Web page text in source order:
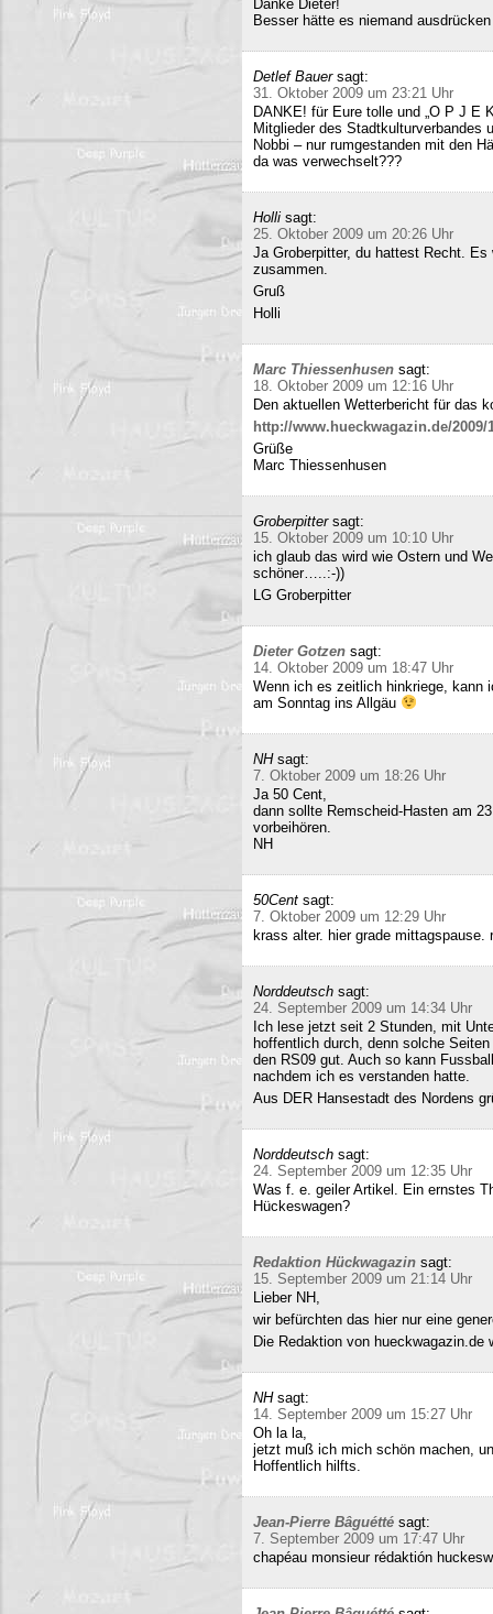
Danke Dieter!
Besser hätte es niemand
Detlef Bauer sagt:
31. Oktober 2009 um 23:21 Uhr
DANKE! für Eure tolle und „O P J E
Mitglieder des Stadtkulturverbandes
Nobbi – nur rumgestanden mit den
da was verwechselt???
Holli sagt:
25. Oktober 2009 um 20:26 Uhr
Ja Groberpitter, du hattest Recht.
zusammen.
Gruß
Holli
Marc Thiessenhusen sagt:
18. Oktober 2009 um 12:16 Uhr
Den aktuellen Wetterbericht für das
http://www.hueckwagazin.de/2009/
Grüße
Marc Thiessenhusen
Groberpitter sagt:
15. Oktober 2009 um 10:10 Uhr
ich glaub das wird wie Ostern und
schöner…..:-))
LG Groberpitter
Dieter Gotzen sagt:
14. Oktober 2009 um 18:47 Uhr
Wenn ich es zeitlich hinkriege, kann
am Sonntag ins Allgäu
NH sagt:
7. Oktober 2009 um 18:26 Uhr
Ja 50 Cent,
dann sollte Remscheid-Hasten am
vorbeihören.
NH
50Cent sagt:
7. Oktober 2009 um 12:29 Uhr
krass alter. hier grade
Norddeutsch sagt:
24. September 2009 um 14:34 Uhr
Ich lese jetzt seit 2 Stunden, mit
hoffentlich durch, denn solche
den RS09 gut. Auch so kann
nachdem ich es verstanden hatte.
Aus DER Hansestadt des Nordens
Norddeutsch sagt:
24. September 2009 um 12:35 Uhr
Was f. e. geiler Artikel. Ein ernstes
Hückeswagen?
Redaktion Hückwagazin sagt:
15. September 2009 um 21:14 Uhr
Lieber NH,
wir befürchten das hier nur eine
Die Redaktion von
NH sagt:
14. September 2009 um 15:27 Uhr
Oh la la,
jetzt muß ich mich schön machen,
Hoffentlich hilfts.
Jean-Pierre Bâguétté sagt:
7. September 2009 um 17:47 Uhr
chapéau monsieur rédaktión